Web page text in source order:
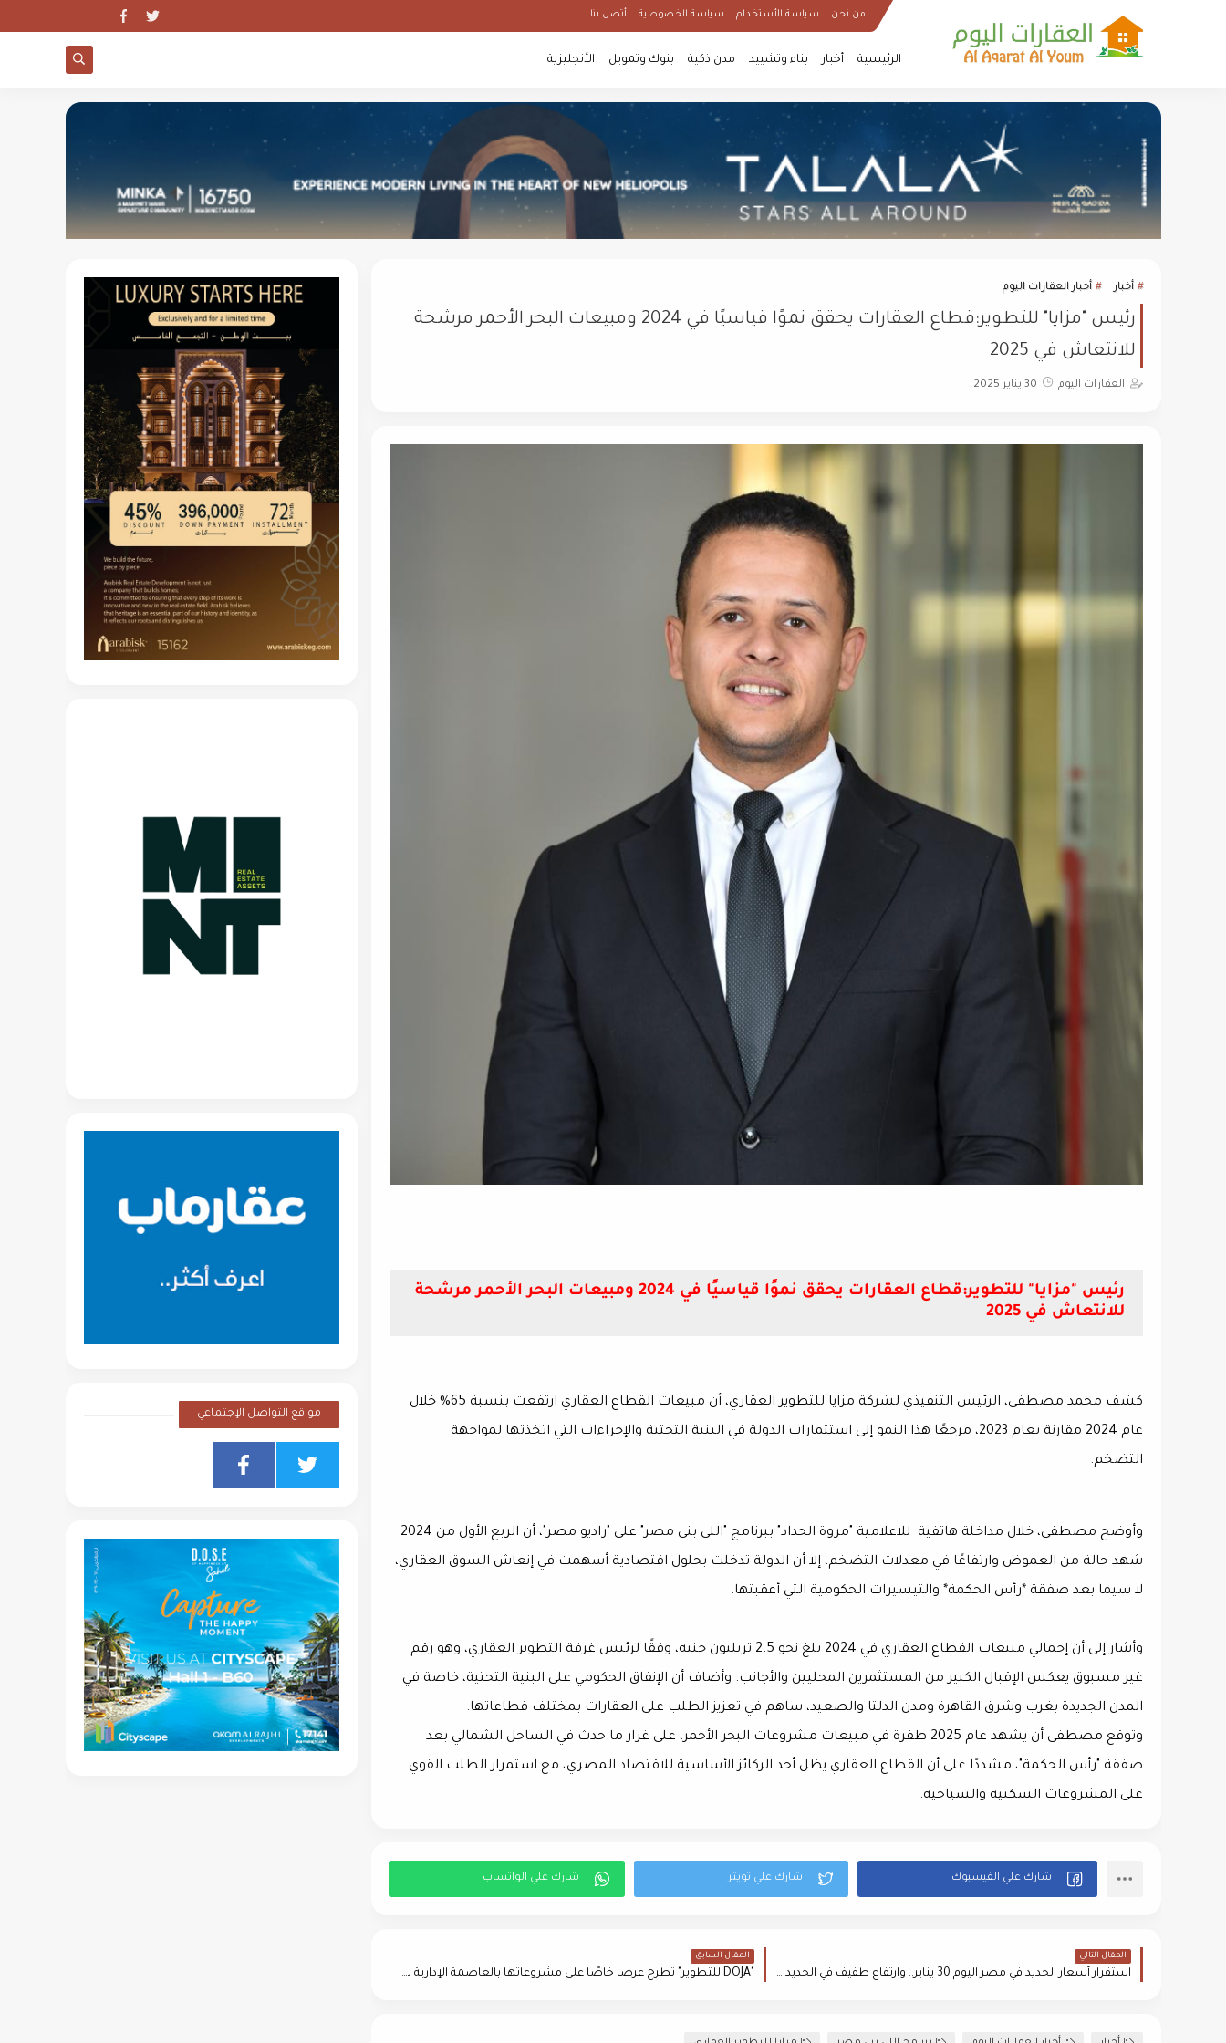
من نحن سياسة الأستخدام سياسة الخصوصية أتصل بنا
الرئيسية أخبار بناء وتشييد مدن ذكية بنوك وتمويل الأنجليزية
أخبار أخبار العقارات اليوم
رئيس "مزايا" للتطوير:قطاع العقارات يحقق نموًا قياسيًا في 2024 ومبيعات البحر الأحمر مرشحة
للانتعاش في 2025
العقارات اليوم 30 يناير 2025
رئيس "مزايا" للتطوير:قطاع العقارات يحقق نموًا قياسيًا في 2024 ومبيعات البحر الأحمر مرشحة
للانتعاش في 2025
كشف محمد مصطفى، الرئيس التنفيذي لشركة مزايا للتطوير العقاري، أن مبيعات القطاع العقاري ارتفعت بنسبة 65% خلال
عام 2024 مقارنة بعام 2023، مرجعًا هذا النمو إلى استثمارات الدولة في البنية التحتية والإجراءات التي اتخذتها لمواجهة
التضخم.
وأوضح مصطفى، خلال مداخلة هاتفية للاعلامية "مروة الحداد" ببرنامج "اللي بني مصر" على "راديو مصر"، أن الربع الأول من 2024
شهد حالة من الغموض وارتفاعًا في معدلات التضخم، إلا أن الدولة تدخلت بحلول اقتصادية أسهمت في إنعاش السوق العقاري،
لا سيما بعد صفقة *رأس الحكمة* والتيسيرات الحكومية التي أعقبتها.
وأشار إلى أن إجمالي مبيعات القطاع العقاري في 2024 بلغ نحو 2.5 تريليون جنيه، وفقًا لرئيس غرفة التطوير العقاري، وهو رقم
غير مسبوق يعكس الإقبال الكبير من المستثمرين المحليين والأجانب. وأضاف أن الإنفاق الحكومي على البنية التحتية، خاصة في
المدن الجديدة بغرب وشرق القاهرة ومدن الدلتا والصعيد، ساهم في تعزيز الطلب على العقارات بمختلف قطاعاتها.
وتوقع مصطفى أن يشهد عام 2025 طفرة في مبيعات مشروعات البحر الأحمر، على غرار ما حدث في الساحل الشمالي بعد
صفقة "رأس الحكمة"، مشددًا على أن القطاع العقاري يظل أحد الركائز الأساسية للاقتصاد المصري، مع استمرار الطلب القوي
على المشروعات السكنية والسياحية.
المقال التالي
استقرار أسعار الحديد في مصر اليوم 30 يناير.. وارتفاع طفيف في الحديد الاستثماري
المقال السابق
"DOJA للتطوير" تطرح عرضًا خاصًا على مشروعاتها بالعاصمة الإدارية لفترة محدودة
مواقع التواصل الإجتماعي